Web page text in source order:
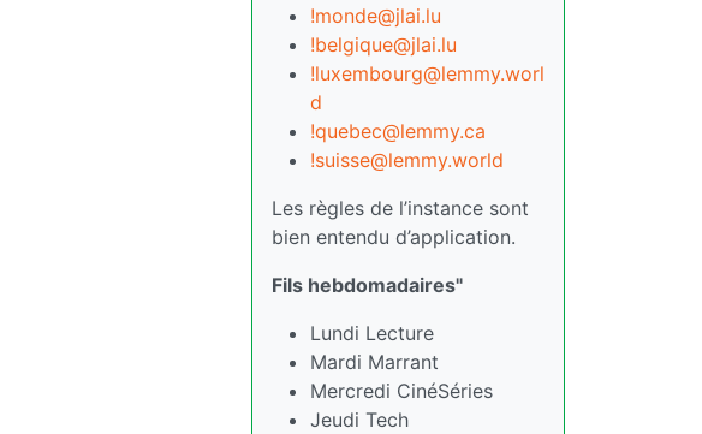
!monde@jlai.lu
!belgique@jlai.lu
!luxembourg@lemmy.worl
d
!quebec@lemmy.ca
!suisse@lemmy.world
Les règles de l’instance sont
bien entendu d’application.
Fils hebdomadaires"
Lundi Lecture
Mardi Marrant
Mercredi CinéSéries
Jeudi Tech